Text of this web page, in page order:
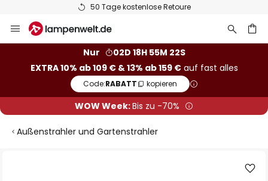
50 Tage kostenlose Retoure
Inhalt
Nur
02D 18H 55M 22S
EXTRA 10% ab 109 € & 13% ab 159 €auf fast alles
Code:RABATT kopieren
WOW Week:Bis zu -70%
Außenstrahler und Gartenstrahler